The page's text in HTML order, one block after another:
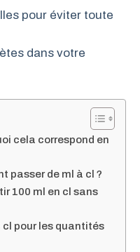
pour éviter toute
dans votre
cela correspond en
passer de ml à cl ?
100 ml en cl sans
pour les quantités